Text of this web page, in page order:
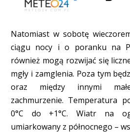
Natomiast w sobotę
ciągu nocy i o poranku na
również mogą rozwijać się
mgły i zamglenia. Poza tym
oraz między innymi
zachmurzenie. Temperatura
0°C do +1°C. Wiatr na
umiarkowany z północnego –